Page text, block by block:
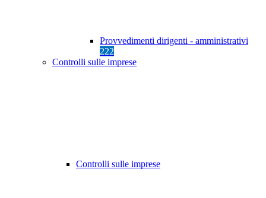
Provvedimenti dirigenti - amministrativi
222
Controlli sulle imprese
Controlli sulle imprese